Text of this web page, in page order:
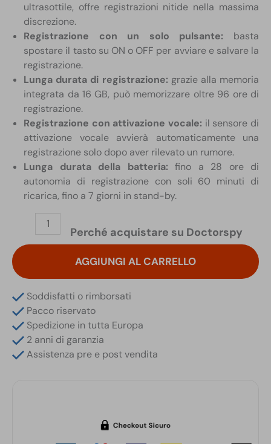
ultrasottile, offre registrazioni nitide nella massima
discrezione.
Registrazione con un solo pulsante: basta
spostare il tasto su ON o OFF per avviare e salvare la
registrazione.
Lunga durata di registrazione: grazie alla memoria
integrata da 16 GB, può memorizzare oltre 96 ore di
registrazione.
Registrazione con attivazione vocale: il sensore di
attivazione vocale avvierà automaticamente una
registrazione solo dopo aver rilevato un rumore.
Lunga durata della batteria: fino a 28 ore di
autonomia di registrazione con soli 60 minuti di
ricarica, fino a 7 giorni in stand-by.
Registratore
Porta
Sigarette
16
GB
7gg
in
Stand-
by
AGGIUNGI AL CARRELLO
Perché acquistare su Doctorspy
Soddisfatti o rimborsati
Pacco riservato
Spedizione in tutta Europa
2 anni di garanzia
Assistenza pre e post vendita